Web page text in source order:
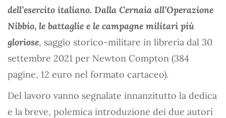
dell’esercito italiano. Dalla Cernaia all’Operazione
Nibbio, le battaglie e le campagne militari più
gloriose, saggio storico-militare in libreria dal 30
settembre 2021 per Newton Compton (384
pagine, 12 euro nel formato cartaceo).
Del lavoro vanno segnalate innanzitutto la dedica
e la breve, polemica introduzione dei due autori